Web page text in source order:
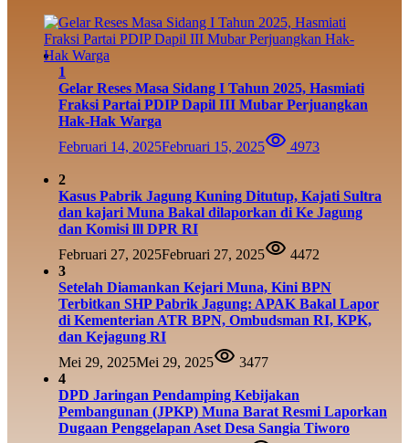
1
Gelar Reses Masa Sidang I Tahun 2025, Hasmiati
Fraksi Partai PDIP Dapil III Mubar Perjuangkan
Hak-Hak Warga
Februari 14, 2025Februari 15, 2025 4973
2
Kasus Pabrik Jagung Kuning Ditutup, Kajati Sultra
dan kajari Muna Bakal dilaporkan di Ke Jagung
dan Komisi lll DPR RI
Februari 27, 2025Februari 27, 2025
4472
3
Setelah Diamankan Kejari Muna, Kini BPN
Terbitkan SHP Pabrik Jagung: APAK Bakal Lapor
di Kementerian ATR BPN, Ombudsman RI, KPK,
dan Kejagung RI
Mei 29, 2025Mei 29, 2025
3477
4
DPD Jaringan Pendamping Kebijakan
Pembangunan (JPKP) Muna Barat Resmi Laporkan
Dugaan Penggelapan Aset Desa Sangia Tiworo